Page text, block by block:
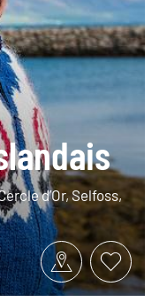
d’Or, Selfoss,